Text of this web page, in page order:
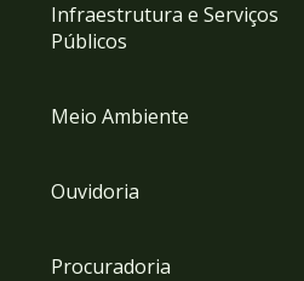
Infraestrutura e Serviços
Públicos
Meio Ambiente
Ouvidoria
Procuradoria